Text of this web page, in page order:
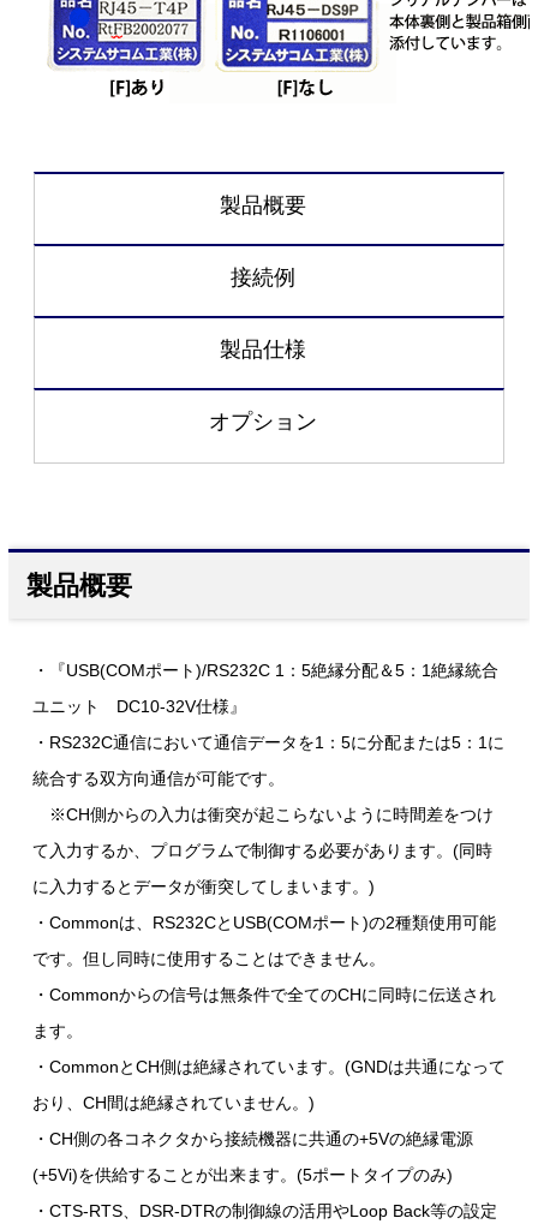
製品概要
接続例
製品仕様
オプション
製品概要
・『USB(COMポート)/RS232C 1：5絶縁分配＆5：1絶縁統合
ユニット DC10-32V仕様』
・RS232C通信において通信データを1：5に分配または5：1に
統合する双方向通信が可能です。
※CH側からの入力は衝突が起こらないように時間差をつけ
て入力するか、プログラムで制御する必要があります。(同時
に入力するとデータが衝突してしまいます。)
・Commonは、RS232CとUSB(COMポート)の2種類使用可能
です。但し同時に使用することはできません。
・Commonからの信号は無条件で全てのCHに同時に伝送され
ます。
・CommonとCH側は絶縁されています。(GNDは共通になって
おり、CH間は絶縁されていません。)
・CH側の各コネクタから接続機器に共通の+5Vの絶縁電源
(+5Vi)を供給することが出来ます。(5ポートタイプのみ)
・CTS-RTS、DSR-DTRの制御線の活用やLoop Back等の設定